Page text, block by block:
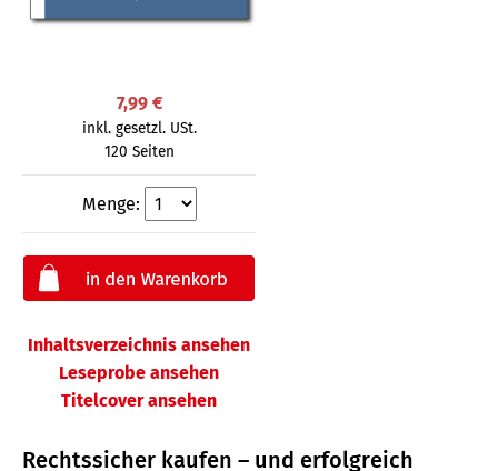
7,99 €
inkl. gesetzl. USt.
120 Seiten
Menge:
Inhaltsverzeichnis ansehen
Leseprobe ansehen
Titelcover ansehen
Rechtssicher kaufen – und erfolgreich